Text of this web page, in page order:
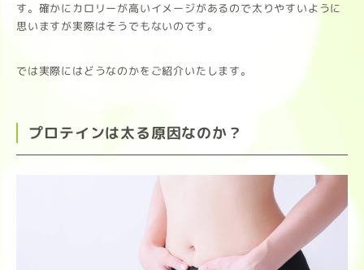
す。確かにカロリーが高いイメージがあるので太りやすいように
思いますが実際はそうでもないのです。
では実際にはどうなのかをご紹介いたします。
プロテインは太る原因なのか？